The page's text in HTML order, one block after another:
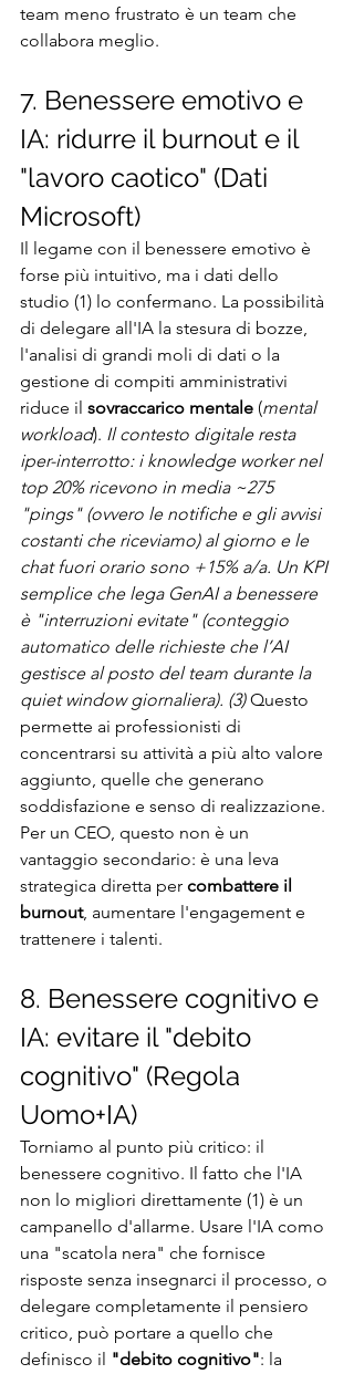
team meno frustrato è un team che
collabora meglio.
7. Benessere emotivo e
IA: ridurre il burnout e il
"lavoro caotico" (Dati
Microsoft)
Il legame con il benessere emotivo è
forse più intuitivo, ma i dati dello
studio (1) lo confermano. La possibilità
di delegare all'IA la stesura di bozze,
l'analisi di grandi moli di dati o la
gestione di compiti amministrativi
riduce il sovraccarico mentale (mental
workload). Il contesto digitale resta
iper-interrotto: i knowledge worker nel
top 20% ricevono in media ~275
"pings" (ovvero le notifiche e gli avvisi
costanti che riceviamo) al giorno e le
chat fuori orario sono +15% a/a. Un KPI
semplice che lega GenAI a benessere
è "interruzioni evitate" (conteggio
automatico delle richieste che l’AI
gestisce al posto del team durante la
quiet window giornaliera). (3) Questo
permette ai professionisti di
concentrarsi su attività a più alto valore
aggiunto, quelle che generano
soddisfazione e senso di realizzazione.
Per un CEO, questo non è un
vantaggio secondario: è una leva
strategica diretta per combattere il
burnout, aumentare l'engagement e
trattenere i talenti.
8. Benessere cognitivo e
IA: evitare il "debito
cognitivo" (Regola
Uomo+IA)
Torniamo al punto più critico: il
benessere cognitivo. Il fatto che l'IA
non lo migliori direttamente (1) è un
campanello d'allarme. Usare l'IA como
una "scatola nera" che fornisce
risposte senza insegnarci il processo, o
delegare completamente il pensiero
critico, può portare a quello che
definisco il "debito cognitivo": la